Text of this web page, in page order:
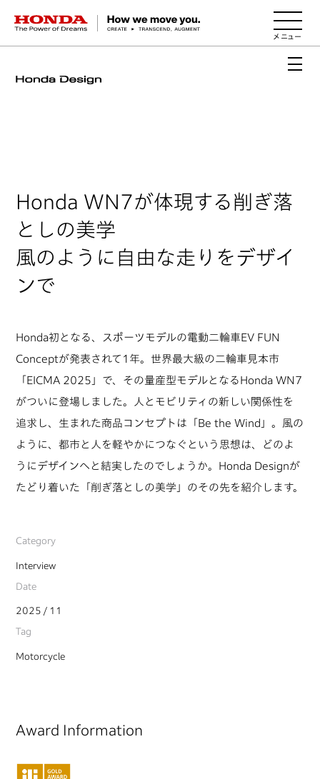
HONDA The Power of Dreams
Honda WN7が体現する削ぎ落
としの美学
風のように自由な走りをデザイ
ンで
Category
Interview
Date
2025 / 11
Tag
Motorcycle
Honda初となる、スポーツモデルの電動二輪車EV FUN
Conceptが発表されて1年。世界最大級の二輪車見本市
「EICMA 2025」で、その量産型モデルとなるHonda WN7
がついに登場しました。人とモビリティの新しい関係性を
追求し、生まれた商品コンセプトは「Be the Wind」。風の
ように、都市と人を軽やかにつなぐという思想は、どのよ
うにデザインへと結実したのでしょうか。Honda Designが
たどり着いた「削ぎ落としの美学」のその先を紹介します。
Award Information